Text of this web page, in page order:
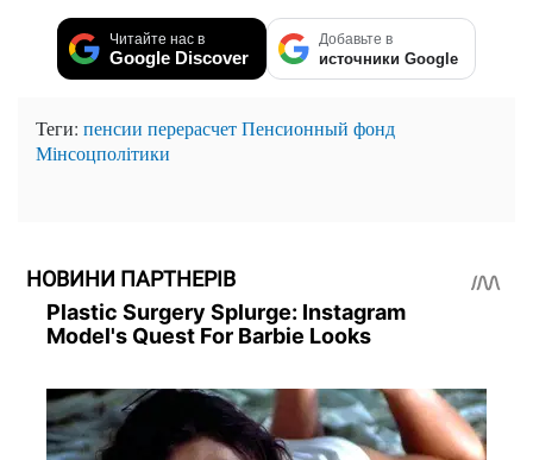
Читайте нас в
Google Discover
Добавьте в
источники Google
Теги: пенсии перерасчетПенсионный фонд
Мінсоцполітики
НОВИНИ ПАРТНЕРІВ
Plastic Surgery Splurge: Instagram
Model's Quest For Barbie Looks